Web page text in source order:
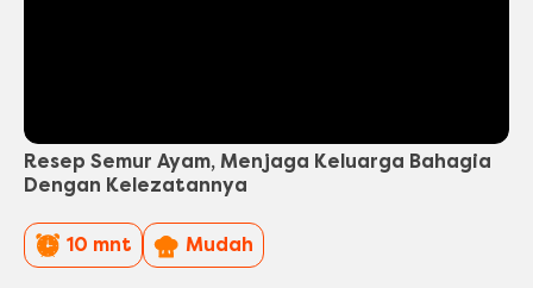
Resep Semur Ayam, Menjaga Keluarga Bahagia
Dengan Kelezatannya
PreparationTime
10 mnt Difficulty
Mudah